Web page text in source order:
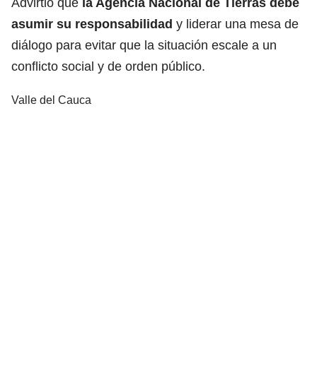
asumir su responsabilidad y liderar una mesa de
diálogo para evitar que la situación escale a un
conflicto social y de orden público.
Valle del Cauca